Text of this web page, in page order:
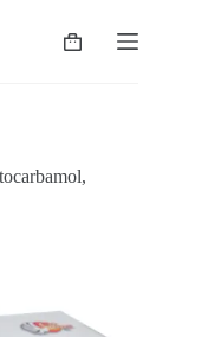
Shopping